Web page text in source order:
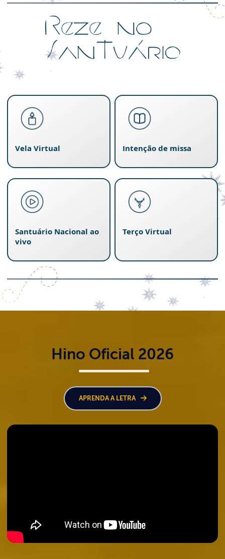
Vela Virtual Intenção de missa
Santuário Nacional ao
vivo
Terço Virtual
Hino Oficial 2026
APRENDA A LETRA